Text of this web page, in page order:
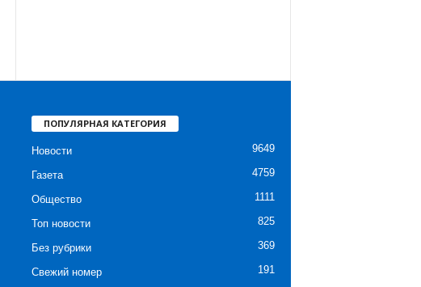
ПОПУЛЯРНАЯ КАТЕГОРИЯ
Новости 9649
Газета 4759
Общество 1111
Топ новости 825
Без рубрики 369
Свежий номер 191